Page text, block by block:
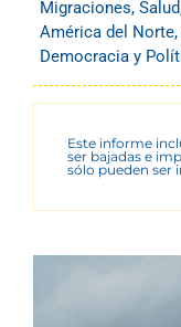
Migraciones, Salud
América del Norte,
Democracia y
Este informe
ser bajadas e
sólo pueden ser